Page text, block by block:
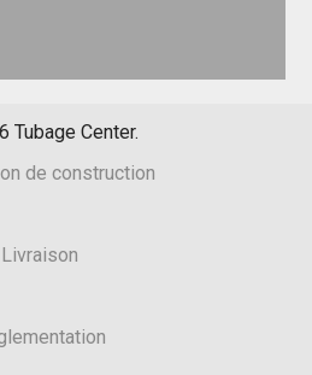
Tubage Center.
de construction
Livraison